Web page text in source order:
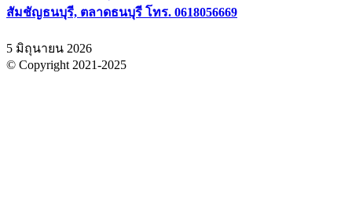
สัมชัญธนบุรี, ตลาดธนบุรี โทร. 0618056669
5 มิถุนายน 2026
© Copyright 2021-2025